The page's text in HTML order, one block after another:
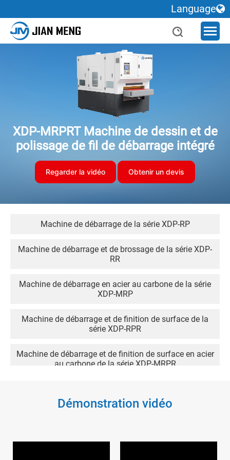
XDP-MRPRT Machine de dessin et de
polissage de fil de débarrage intégré
Regarder la vidéo Obtenir un devis
Machine de débarrage de la série XDP-RP
Machine de débarrage et de brossage de la série XDP-
RR
Machine de débarrage en acier au carbone de la série
XDP-MRP
Machine de débarrage et de finition de surface de la
série XDP-RPR
Machine de débarrage et de finition de surface en acier
au carbone de la série XDP-MRPR
série XDP-RPRT
Démonstration vidéo
Language